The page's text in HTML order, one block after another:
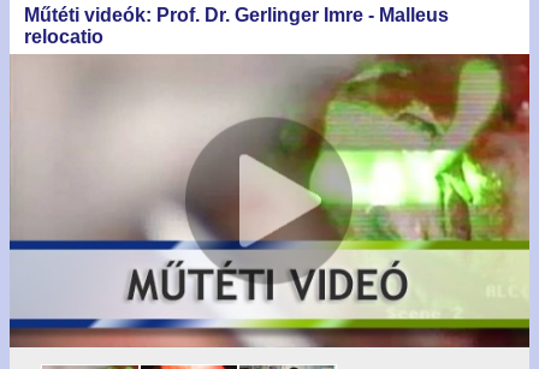
Műtéti videók: Prof. Dr. Gerlinger Imre - Malleus
relocatio